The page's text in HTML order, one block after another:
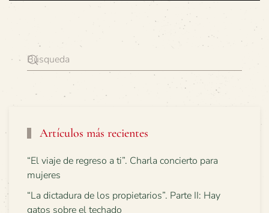
Artículos más recientes
“El viaje de regreso a ti”. Charla concierto para
mujeres
“La dictadura de los propietarios”. Parte II: Hay
gatos sobre el techado